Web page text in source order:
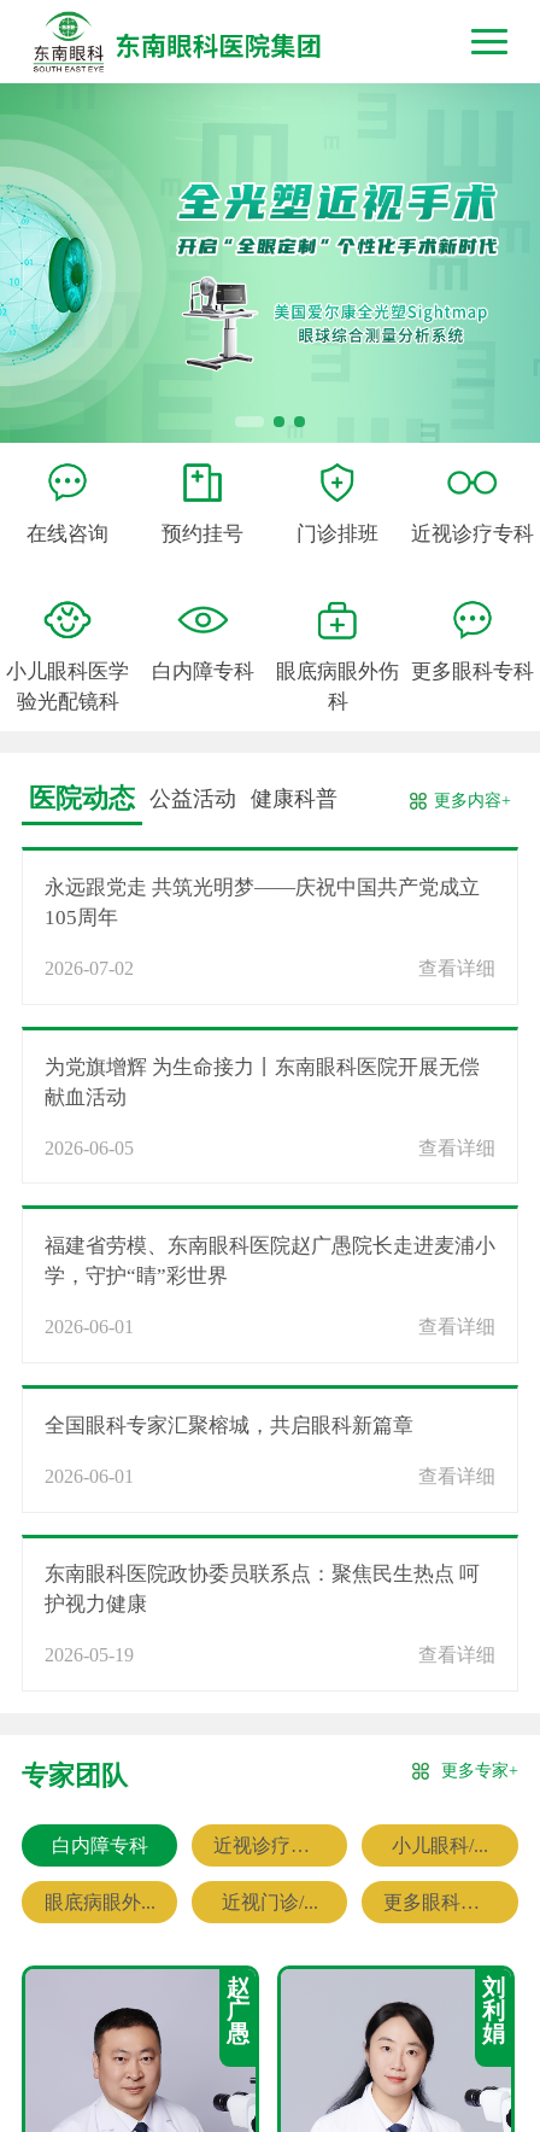
在线咨询 预约挂号 门诊排班 近视诊疗专科
小儿眼科医学
验光配镜科
白内障专科
眼底病眼外伤
科
更多眼科专科
医院动态 公益活动 健康科普 更多内容+
永远跟党走 共筑光明梦——庆祝中国共产党成立
105周年
2026-07-02 查看详细
为党旗增辉 为生命接力丨东南眼科医院开展无偿
献血活动
2026-06-05 查看详细
福建省劳模、东南眼科医院赵广愚院长走进麦浦小
学，守护“睛”彩世界
2026-06-01 查看详细
全国眼科专家汇聚榕城，共启眼科新篇章
2026-06-01 查看详细
东南眼科医院政协委员联系点：聚焦民生热点 呵
护视力健康
2026-05-19 查看详细
专家团队 更多专家+
白内障专科 近视诊疗专科 小儿眼科/...
眼底病眼外... 近视门诊/... 更多眼科专家
赵
广
愚
刘
利
娟